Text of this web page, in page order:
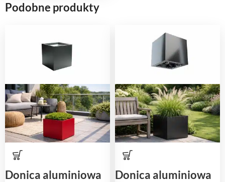
Podobne produkty
Donica aluminiowa
Donica aluminiowa